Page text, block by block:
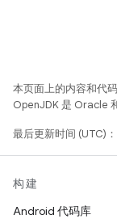
本页面上的内容和代
OpenJDK 是 Oracle
最后更新时间 (UTC)
构建
Android 代码库